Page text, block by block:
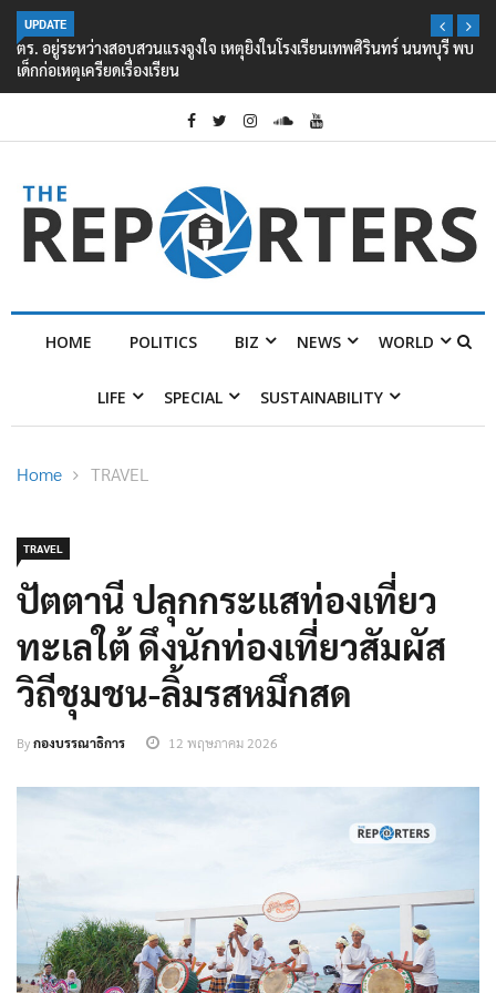
UPDATE
ตร. อยู่ระหว่างสอบสวนแรงจูงใจ เหตุยิงในโรงเรียนเทพศิรินทร์ นนทบุรี พบ
เด็กก่อเหตุเครียดเรื่องเรียน
HOME POLITICS BIZ NEWS WORLD
LIFE SPECIAL SUSTAINABILITY
Home TRAVEL
TRAVEL
ปัตตานี ปลุกกระแสท่องเที่ยว
ทะเลใต้ ดึงนักท่องเที่ยวสัมผัส
วิถีชุมชน-ลิ้มรสหมึกสด
Byกองบรรณาธิการ 12 พฤษภาคม 2026